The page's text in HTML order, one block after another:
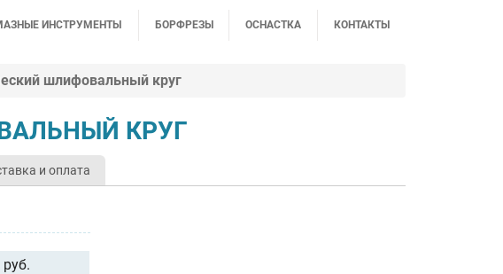
ИНСТРУМЕНТЫ БОРФРЕЗЫ ОСНАСТКА КОНТАКТЫ
шлифовальный круг
КРУГ
и оплата